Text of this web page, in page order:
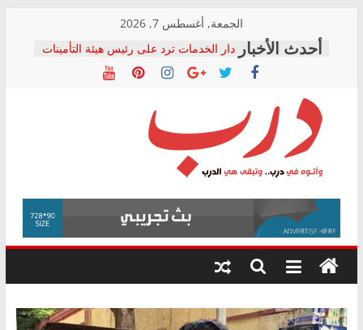
content
الجمعة, أغسطس 7, 2026
دار الخدمات ترد على رئيس هيئة التأمينات
بعد مؤتمره الصحفي: إنكار الأزمة لا ينهي
معاناة أصحاب المعاشات.. ونطالب بكشف
فرحات سليمان يكتب: القطاع الصحي إلى
أين؟
حزب التحالف الشعبي يطلق لجنة “الحق
في الصحة” بالإسكندرية لرصد الانتهاكات
ودعم المرضى
الوزاري لمدينة الصحفيين.. وانتهاء أعمال
إنشاء المبنى الإداري
المجلس القومي لحقوق الإنسان يعلن
متابعة قضية الدكتور محمد زهران.. ويؤكد:
قرينة البراءة وضمانات المحاكمة العادلة
درب
وأتوه
درب..
وتبقى
هي